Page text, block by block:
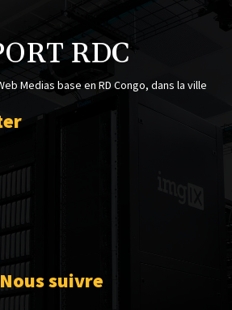
RDC
Medias base en RD Congo, dans la ville
Nous suivre